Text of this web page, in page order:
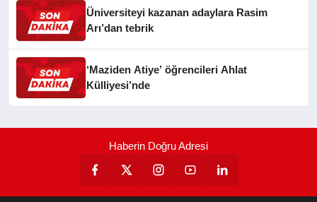
Üniversiteyi kazanan adaylara Rasim
Arı’dan tebrik
‘Maziden Atiye’ öğrencileri Ahlat
Külliyesi’nde
Haberin Doğru Adresi